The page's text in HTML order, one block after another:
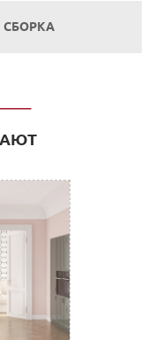
СБОРКА
в салоне по
Невзоровых, д.64,
и юридических лиц.
при оформлении
прислать их нам на
оплаты с